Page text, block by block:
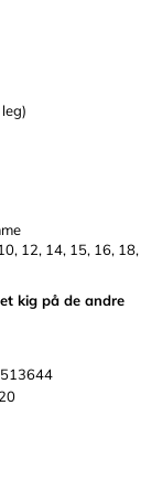
12, 14, 15, 16, 18,
kig på de andre